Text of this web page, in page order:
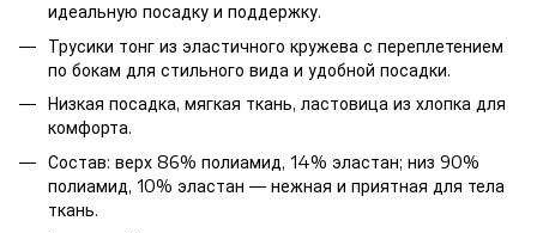
идеальную посадку и поддержку.
Трусики тонг из эластичного кружева с переплетением
по бокам для стильного вида и удобной посадки.
Низкая посадка, мягкая ткань, ластовица из хлопка для
комфорта.
Состав: верх 86% полиамид, 14% эластан; низ 90%
полиамид, 10% эластан — нежная и приятная для тела
ткань.